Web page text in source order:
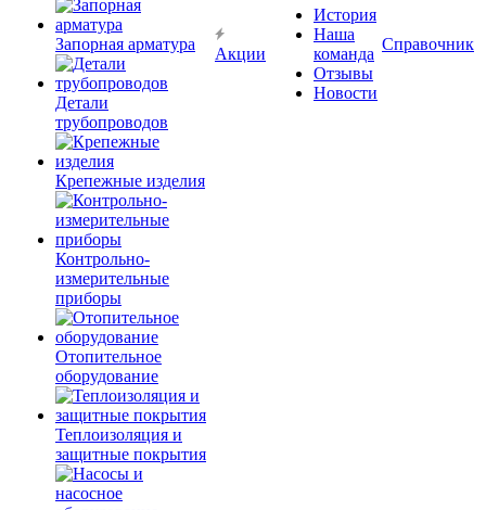
Запорная арматура
Детали
трубопроводов
Крепежные изделия
Контрольно-
измерительные
приборы
Отопительное
оборудование
Теплоизоляция и
защитные покрытия
Акции
История
Наша
команда
Отзывы
Новости
Справочник